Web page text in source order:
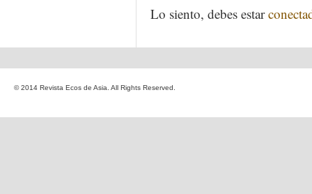
Lo siento, debes estar
© 2014 Revista Ecos de Asia. All Rights Reserved.